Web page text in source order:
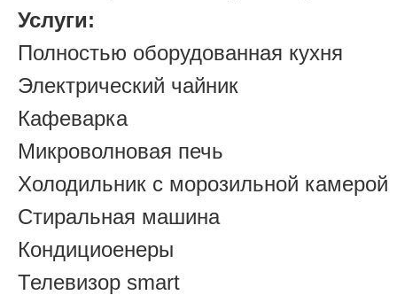
Услуги:
Полностью оборудованная кухня
Электрический чайник
Кафеварка
Микроволновая печь
Холодильник с морозильной камерой
Стиральная машина
Кондициоенеры
Телевизор smart